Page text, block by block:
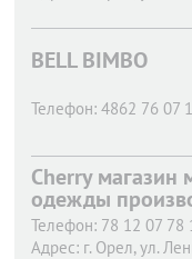
BELL BIMBO
Телефон: 4862 76 07
Cherry
одежды
Телефон: 78 12 07 78
Адрес: г. Орел, ул.